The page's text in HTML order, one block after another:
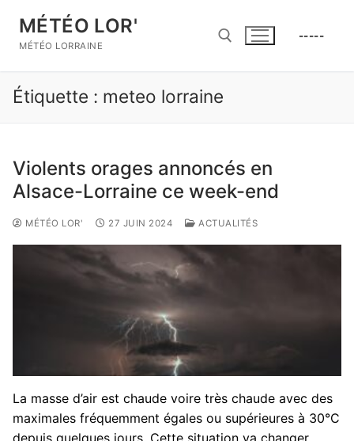
contenu
MÉTÉO LOR'
MÉTÉO LORRAINE
Rechercher :
-----
Étiquette : meteo lorraine
Violents orages annoncés en
Alsace-Lorraine ce week-end
MÉTÉO LOR' 27 JUIN 2024 ACTUALITÉS
La masse d’air est chaude voire très chaude avec des
maximales fréquemment égales ou supérieures à 30°C